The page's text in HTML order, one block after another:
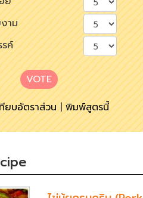
าม
รค์
VOTE
ยบอัตราส่วน|พิมพ์สูตรนี้